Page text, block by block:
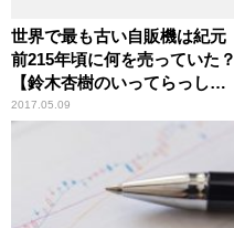
世界で最も古い自販機は紀元
前215年頃に何を売っていた？
【鈴木杏樹のいってらっしゃ
い】
2017.05.09